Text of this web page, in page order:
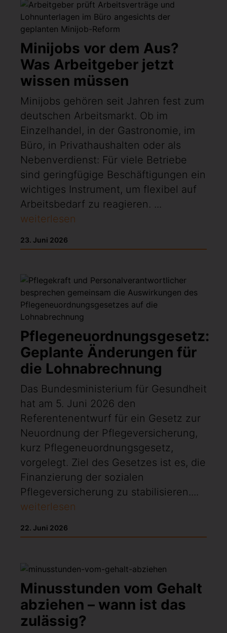
Minijobs vor dem Aus?
Was Arbeitgeber jetzt
wissen müssen
Minijobs gehören seit Jahren fest zum
deutschen Arbeitsmarkt. Ob im
Einzelhandel, in der Gastronomie, im
Büro, in Privathaushalten oder als
Nebenverdienst: Für viele Betriebe
sind geringfügige Beschäftigungen ein
wichtiges Instrument, um flexibel auf
Arbeitsbedarf zu reagieren. ...
weiterlesen
23. Juni 2026
Pflegeneuordnungsgesetz:
Geplante Änderungen für
die Lohnabrechnung
Das Bundesministerium für Gesundheit
hat am 5. Juni 2026 den
Referentenentwurf für ein Gesetz zur
Neuordnung der Pflegeversicherung,
kurz Pflegeneuordnungsgesetz,
vorgelegt. Ziel des Gesetzes ist es, die
Finanzierung der sozialen
Pflegeversicherung zu stabilisieren....
weiterlesen
22. Juni 2026
Minusstunden vom Gehalt
abziehen – wann ist das
zulässig?